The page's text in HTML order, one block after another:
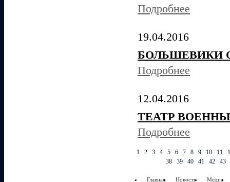
Подробнее
19.04.2016
БОЛЬШЕВИКИ
Подробнее
12.04.2016
ТЕАТР
Подробнее
1 2 3 4 5 6 7 8 9 10 11
38
39 40 41 42 43
Главная Новости Медиа